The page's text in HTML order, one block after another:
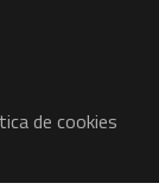
de cookies